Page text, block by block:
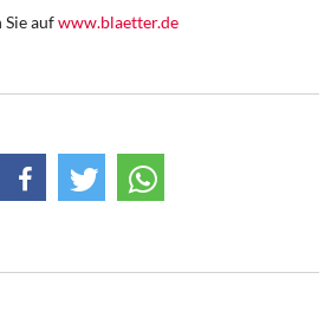
aufwww.blaetter.de